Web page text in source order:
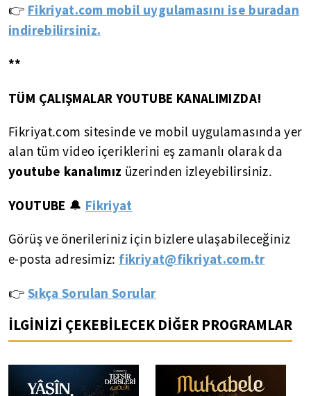
👉 Fikriyat.com mobil uygulamasını ise buradan
indirebilirsiniz.
**
TÜM ÇALIŞMALAR YOUTUBE KANALIMIZDA!
Fikriyat.com sitesinde ve mobil uygulamasında yer
alan tüm video içeriklerini eş zamanlı olarak da
youtube kanalımız üzerinden izleyebilirsiniz.
YOUTUBE 🔔 Fikriyat
Görüş ve önerileriniz için bizlere ulaşabileceğiniz
e-posta adresimiz: fikriyat@fikriyat.com.tr
👉 Sıkça Sorulan Sorular
İLGİNİZİ ÇEKEBİLECEK DİĞER PROGRAMLAR